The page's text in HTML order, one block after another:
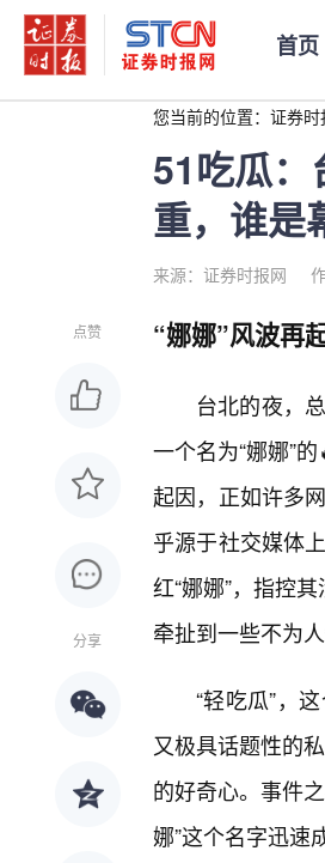
首页
您当前的位置： 证券时
51吃瓜：
重，谁是
来源：证券时报网
点赞
分享
“娜娜”风波再
台北的夜，
一个名为“娜娜”
起因，正如许多
乎源于社交媒体
红“娜娜”，指控
牵扯到一些不为人
“轻吃瓜”，
又极具话题性的
的好奇心。事件
娜”这个名字迅速